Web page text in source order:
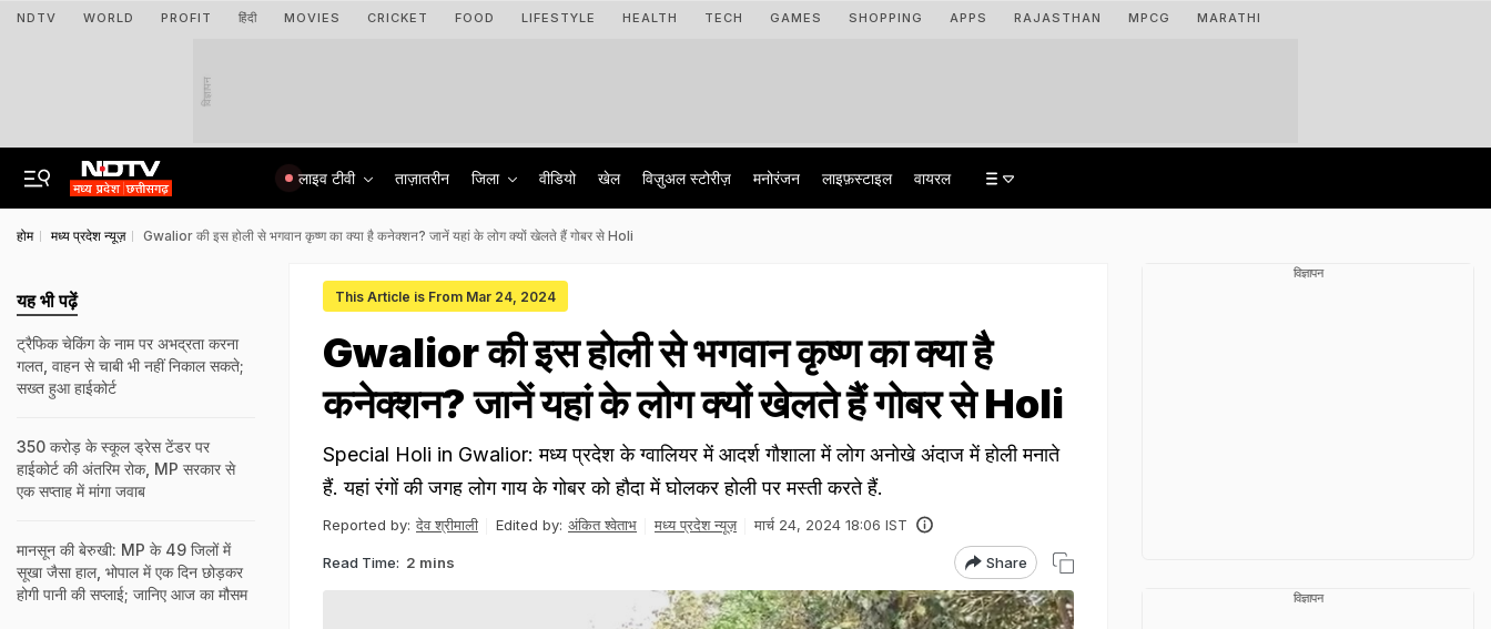
NDTV WORLD PROFIT हिंदी MOVIES CRICKET FOOD LIFESTYLE HEALTH TECH GAMES SHOPPING APPS RAJASTHAN MPCG MARATHI
विज्ञापन
लाइव टीवी ताज़ातरीन जिला वीडियो खेल विज़ुअल स्टोरीज़ मनोरंजन लाइफ़स्टाइल वायरल
होम मध्य प्रदेश न्यूज़ Gwalior की इस होली से भगवान कृष्ण का क्या है कनेक्शन? जानें यहां के लोग क्यों खेलते हैं गोबर से Holi
This Article is From Mar 24, 2024
Gwalior की इस होली से भगवान कृष्ण का क्या है
कनेक्शन? जानें यहां के लोग क्यों खेलते हैं गोबर से Holi
Special Holi in Gwalior: मध्य प्रदेश के ग्वालियर में आदर्श गौशाला में लोग अनोखे अंदाज में होली मनाते
हैं. यहां रंगों की जगह लोग गाय के गोबर को हौदा में घोलकर होली पर मस्ती करते हैं.
Reported by: देव श्रीमाली Edited by: अंकित श्वेताभ मध्य प्रदेश न्यूज़ मार्च 24, 2024 18:06 IST
Read Time: 2 mins Share
यह भी पढ़ें
ट्रैफिक चेकिंग के नाम पर अभद्रता करना
गलत, वाहन से चाबी भी नहीं निकाल सकते;
सख्त हुआ हाईकोर्ट
350 करोड़ के स्कूल ड्रेस टेंडर पर
हाईकोर्ट की अंतरिम रोक, MP सरकार से
एक सप्ताह में मांगा जवाब
मानसून की बेरुखी: MP के 49 जिलों में
सूखा जैसा हाल, भोपाल में एक दिन छोड़कर
होगी पानी की सप्लाई; जानिए आज का मौसम
विज्ञापन
विज्ञापन